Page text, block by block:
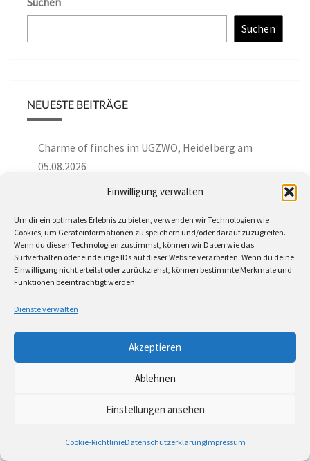
Einwilligung verwalten
Um dir ein optimales Erlebnis zu bieten, verwenden wir Technologien wie
Cookies, um Geräteinformationen zu speichern und/oder darauf zuzugreifen.
Wenn du diesen Technologien zustimmst, können wir Daten wie das
Surfverhalten oder eindeutige IDs auf dieser Website verarbeiten. Wenn du deine
Einwilligung nicht erteilst oder zurückziehst, können bestimmte Merkmale und
Funktionen beeinträchtigt werden.
Dienste verwalten
Akzeptieren
Ablehnen
Einstellungen ansehen
Cookie-RichtlinieDatenschutzerklärungImpressum
Suchen
NEUESTE BEITRÄGE
Charme of finches im UGZWO, Heidelberg am
05.08.2026
Sandrine Neye, Vivien Zippert, Klaus Graf und das
Klaus Wagenleiter Trio im Bix, Jazzclub,
Stuttgart am 30.07.2026
Masou & Leise (Scopeglass Boutique Festival) im
Schloss Neuenbürg am 31.07.2026
Ben de la Cour im NUN, Kulturraum, Karlsruhe
am 11.Juli 2026
Mari Froes im Tollhaus, Karlsruhe am 21.07.2026
Neuenbürg am 31.07.2026
Tonspur Nr. 41: Ukulele Swing Chillers „Folk, Jazz